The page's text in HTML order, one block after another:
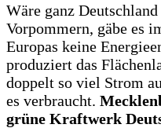
Wäre ganz
Vorpommern, gäbe es
Europas keine
produziert das
doppelt so viel Strom
es verbraucht.
grüne Kraftwerk